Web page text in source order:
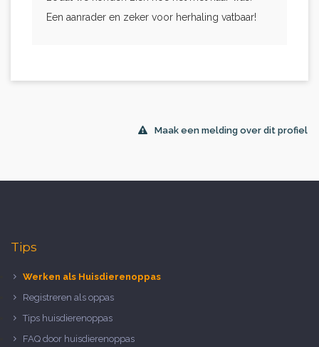
Een aanrader en zeker voor herhaling vatbaar!
Maak een melding over dit profiel
Tips
Werken als Huisdierenoppas
Registreren als oppas
Tips huisdierenoppas
FAQ door huisdierenoppas